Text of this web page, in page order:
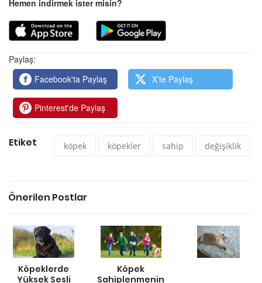
Hemen indirmek ister misin?
Paylaş:
Facebook'ta Paylaş
X'te Paylaş
Pinterest'de Paylaş
Etiket köpek köpekler sahip değişiklik
Önerilen Postlar
Köpeklerde
Yüksek Sesli
Köpek
Sahiplenmenin